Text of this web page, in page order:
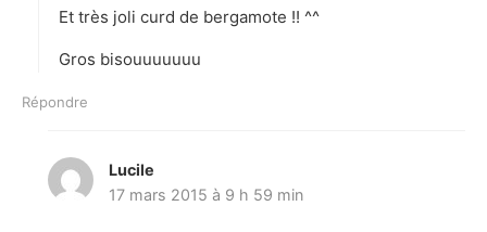
Et très joli curd de bergamote !! ^^
Gros bisouuuuuuu
Répondre
Lucile
i
17 mars 2015 à 9 h 59 min